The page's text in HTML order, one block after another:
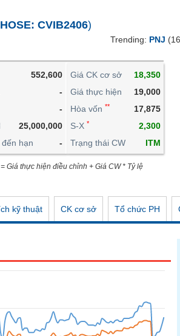
HOSE: CVIB2406)
552,600
-
-
25,000,000
hạn
-
Giá CK cơ sở
18,350
Giá thực hiện
19,000
Hòa vốn **
17,875
S-X *
2,300
Trạng thái CW
ITM
Giá thực hiện điều chỉnh + Giá CW * Tỷ lệ
Trending: PNJ
kỹ thuật CK cơ sở Tổ chức PH
PHÁI SINH
TRÁI PHIẾU
CÔNG CỤ ĐẦU
XUẤT DỮ LIỆU
TIN MỚI